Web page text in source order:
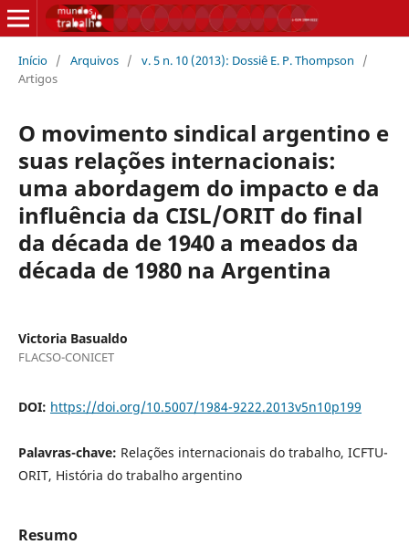
Início / Arquivos / v. 5 n. 10 (2013): Dossiê E. P. Thompson
/
Artigos
O movimento sindical argentino e
suas relações internacionais:
uma abordagem do impacto e da
influência da CISL/ORIT do final
da década de 1940 a meados da
década de 1980 na Argentina
Victoria Basualdo
FLACSO-CONICET
DOI: https://doi.org/10.5007/1984-9222.2013v5n10p199
Palavras-chave: Relações internacionais do trabalho, ICFTU-
ORIT, História do trabalho argentino
Resumo